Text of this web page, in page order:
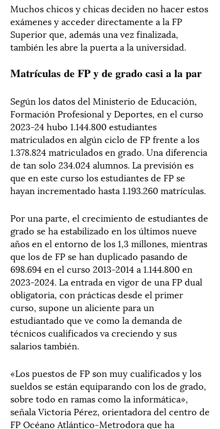
Muchos chicos y chicas deciden no hacer estos
exámenes y acceder directamente a la FP
Superior que, además una vez finalizada,
también les abre la puerta a la universidad.
Matrículas de FP y de grado casi a la par
Según los datos del Ministerio de Educación,
Formación Profesional y Deportes, en el curso
2023-24 hubo 1.144.800 estudiantes
matriculados en algún ciclo de FP frente a los
1.378.824 matriculados en grado. Una diferencia
de tan solo 234.024 alumnos. La previsión es
que en este curso los estudiantes de FP se
hayan incrementado hasta 1.193.260 matrículas.
Por una parte, el crecimiento de estudiantes de
grado se ha estabilizado en los últimos nueve
años en el entorno de los 1,3 millones, mientras
que los de FP se han duplicado pasando de
698.694 en el curso 2013-2014 a 1.144.800 en
2023-2024. La entrada en vigor de una FP dual
obligatoria, con prácticas desde el primer
curso, supone un aliciente para un
estudiantado que ve como la demanda de
técnicos cualificados va creciendo y sus
salarios también.
«Los puestos de FP son muy cualificados y los
sueldos se están equiparando con los de grado,
sobre todo en ramas como la informática»,
señala Victoria Pérez, orientadora del centro de
FP Océano Atlántico-Metrodora que ha